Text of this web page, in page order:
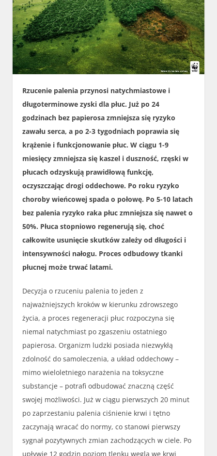
Rzucenie palenia przynosi natychmiastowe i
długoterminowe zyski dla płuc. Już po 24
godzinach bez papierosa zmniejsza się ryzyko
zawału serca, a po 2-3 tygodniach poprawia się
krążenie i funkcjonowanie płuc. W ciągu 1-9
miesięcy zmniejsza się kaszel i duszność, rzęski w
płucach odzyskują prawidłową funkcję,
oczyszczając drogi oddechowe. Po roku ryzyko
choroby wieńcowej spada o połowę. Po 5-10 latach
bez palenia ryzyko raka płuc zmniejsza się nawet o
50%. Płuca stopniowo regenerują się, choć
całkowite usunięcie skutków zależy od długości i
intensywności nałogu. Proces odbudowy tkanki
płucnej może trwać latami.
Decyzja o rzuceniu palenia to jeden z
najważniejszych kroków w kierunku zdrowszego
życia, a proces regeneracji płuc rozpoczyna się
niemal natychmiast po zgaszeniu ostatniego
papierosa. Organizm ludzki posiada niezwykłą
zdolność do samoleczenia, a układ oddechowy –
mimo wieloletniego narażenia na toksyczne
substancje – potrafi odbudować znaczną część
swojej możliwości. Już w ciągu pierwszych 20 minut
po zaprzestaniu palenia ciśnienie krwi i tętno
zaczynają wracać do normy, co stanowi pierwszy
sygnał pozytywnych zmian zachodzących w ciele. Po
upływie 12 godzin poziom tlenku węgla we krwi